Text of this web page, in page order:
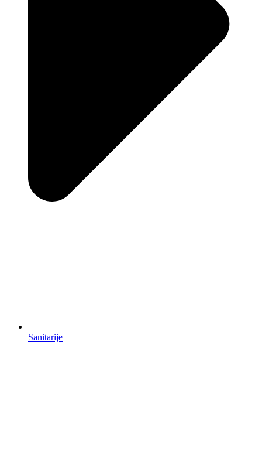
Sanitarije